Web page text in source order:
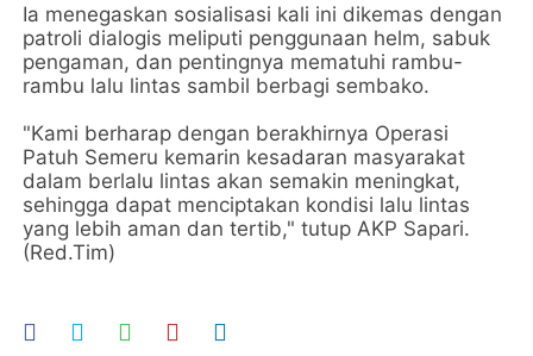
Ia menegaskan sosialisasi kali ini dikemas dengan
patroli dialogis meliputi penggunaan helm, sabuk
pengaman, dan pentingnya mematuhi rambu-
rambu lalu lintas sambil berbagi sembako.
"Kami berharap dengan berakhirnya Operasi
Patuh Semeru kemarin kesadaran masyarakat
dalam berlalu lintas akan semakin meningkat,
sehingga dapat menciptakan kondisi lalu lintas
yang lebih aman dan tertib," tutup AKP Sapari.
(Red.Tim)